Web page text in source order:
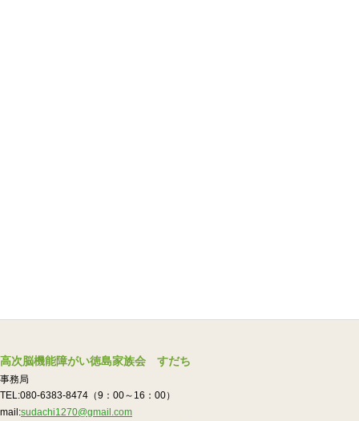
高次脳機能障がい徳島家族会 すだち
事務局
TEL:080-6383-8474（9：00～16：00）
mail:sudachi1270@gmail.com